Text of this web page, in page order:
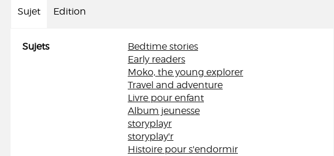
Sujet Edition
Sujets
Bedtime stories
Early readers
Moko, the young explorer
Travel and adventure
Livre pour enfant
Album jeunesse
storyplayr
storyplay'r
Histoire pour s'endormir